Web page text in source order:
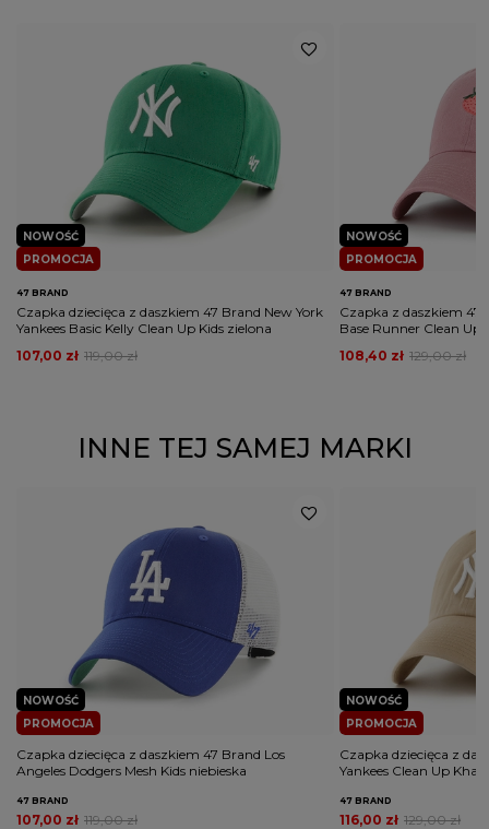
PROMOCJA
NOWOŚĆ
47 BRAND
Czapka dziecięca z daszkiem 47 Brand New York
Yankees Basic Kelly Clean Up Kids zielona
119,00 zł
107,00 zł
PROMOCJA
NOWOŚĆ
47 BRAND
Czapka z daszkiem
Base Runner Clean
129,00 zł
108,40 zł
INNE TEJ SAMEJ MARKI
PROMOCJA
NOWOŚĆ
Czapka dziecięca z daszkiem 47 Brand Los
Angeles Dodgers Mesh Kids niebieska
47 BRAND
119,00 zł
107,00 zł
PROMOCJA
NOWOŚĆ
Czapka dziecięca z
Yankees Clean Up
47 BRAND
129,00 zł
116,00 zł